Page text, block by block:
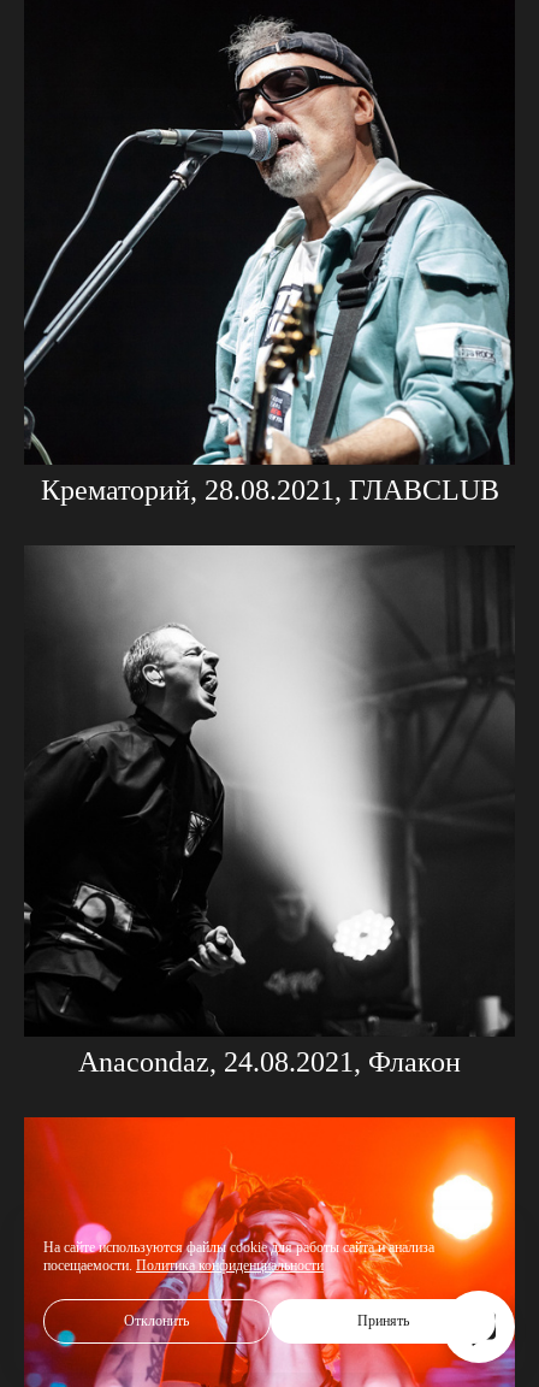
Крематорий, 28.08.2021, ГЛАВCLUB
Anacondaz, 24.08.2021, Флакон
На сайте используются файлы cookie для работы сайта и анализа
посещаемости. Политика конфиденциальности
Отклонить Принять